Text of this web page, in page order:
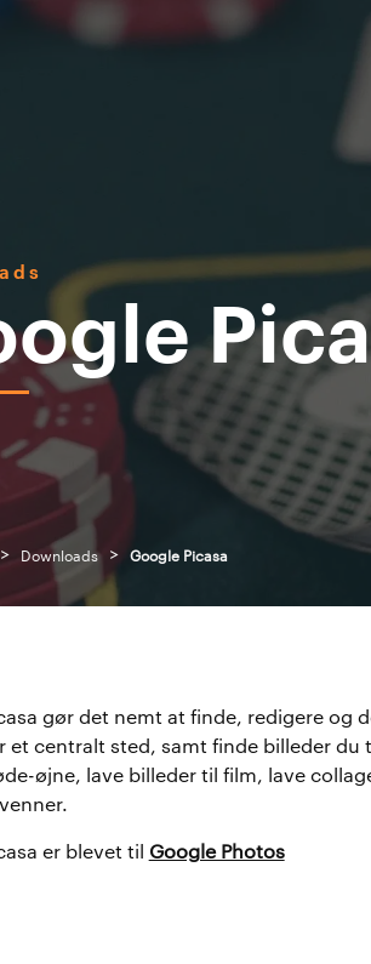
> Downloads > Google Picasa
gør det nemt at finde, redigere og
et centralt sted, samt finde billeder du
øjne, lave billeder til film, lave
er blevet til Google Photos